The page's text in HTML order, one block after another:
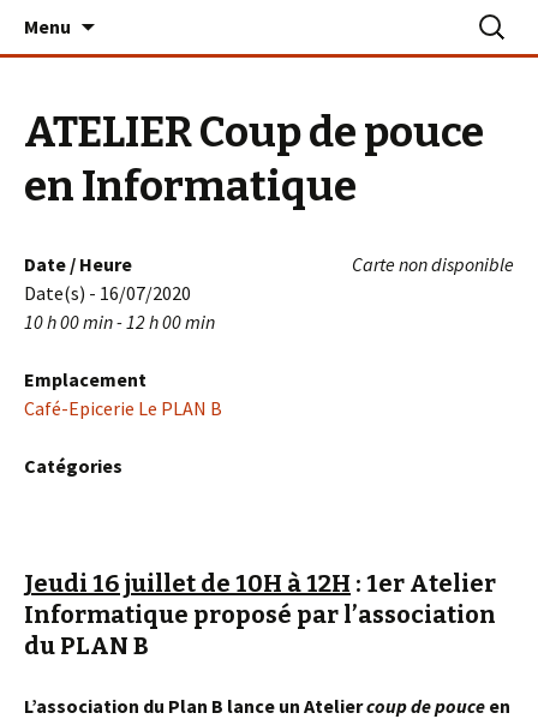
Le PLAN B – La Turballe
Menu
ATELIER Coup de pouce
en Informatique
Carte non disponible
Date / Heure
Date(s) - 16/07/2020
10 h 00 min - 12 h 00 min
Emplacement
Café-Epicerie Le PLAN B
Catégories
Jeudi 16 juillet de 10H à 12H : 1er Atelier
Informatique proposé par l’association
du PLAN B
L’association du Plan B lance un Ateliercoup de pouce en